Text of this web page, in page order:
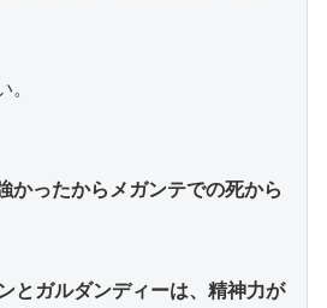
かったからメガンテでの死から
ガルダンディーは、精神力が